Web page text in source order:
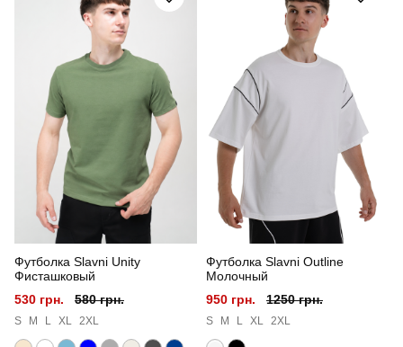
SOhr2495Ldge
Призначення для повсякденного носіння
Стиль повсякденний
Сезон
Склад тканини 100% поліестер
Країна - виробник україна
Футболка Slavni Unity
Фисташковый
530 грн.
580 грн.
S M L XL 2XL
Футболка Slavni Outline
Молочный
950 грн.
1250 грн.
S M L XL 2XL